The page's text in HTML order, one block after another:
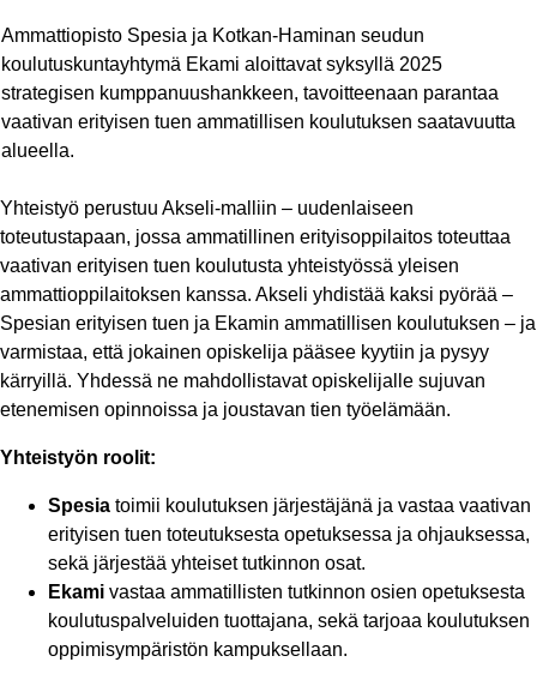
​Ammattiopisto Spesia ja Kotkan-Haminan seudun
koulutuskuntayhtymä Ekami aloittavat syksyllä 2025
strategisen kumppanuushankkeen, tavoitteenaan parantaa
vaativan erityisen tuen ammatillisen koulutuksen saatavuutta
alueella. ​
Yhteistyö perustuu Akseli-malliin – uudenlaiseen
toteutustapaan, jossa ammatillinen erityisoppilaitos toteuttaa
vaativan erityisen tuen koulutusta yhteistyössä yleisen
ammattioppilaitoksen kanssa. Akseli yhdistää kaksi pyörää –
Spesian erityisen tuen ja Ekamin ammatillisen koulutuksen – ja
varmistaa, että jokainen opiskelija pääsee kyytiin ja pysyy
kärryillä. Yhdessä ne mahdollistavat opiskelijalle sujuvan
etenemisen opinnoissa ja joustavan tien työelämään.
Yhteistyön roolit:
Spesia toimii koulutuksen järjestäjänä ja vastaa vaativan
erityisen tuen toteutuksesta opetuksessa ja ohjauksessa,
sekä järjestää yhteiset tutkinnon osat.​
Ekami vastaa ammatillisten tutkinnon osien opetuksesta
koulutuspalveluiden tuottajana, sekä tarjoaa koulutuksen
oppimisympäristön kampuksellaan.